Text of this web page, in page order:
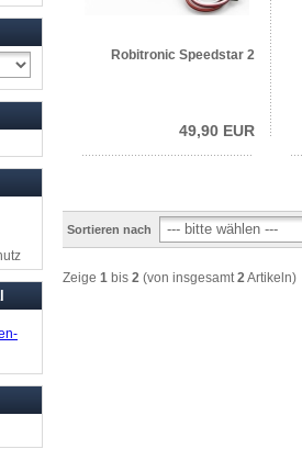
Robitronic Speedstar 2
49,90 EUR
Sortieren nach
Zeige 1 bis 2 (von insgesamt 2 Artikeln)